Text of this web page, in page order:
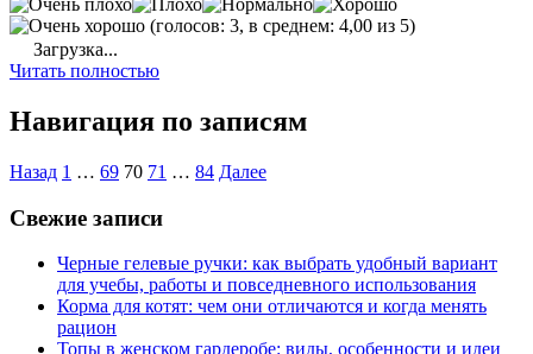
(голосов: 3, в среднем: 4,00 из 5)
Загрузка...
Читать полностью
Навигация по записям
Назад 1 … 69 70 71 … 84 Далее
Свежие записи
Черные гелевые ручки: как выбрать удобный вариант
для учебы, работы и повседневного использования
Корма для котят: чем они отличаются и когда менять
рацион
Топы в женском гардеробе: виды, особенности и идеи